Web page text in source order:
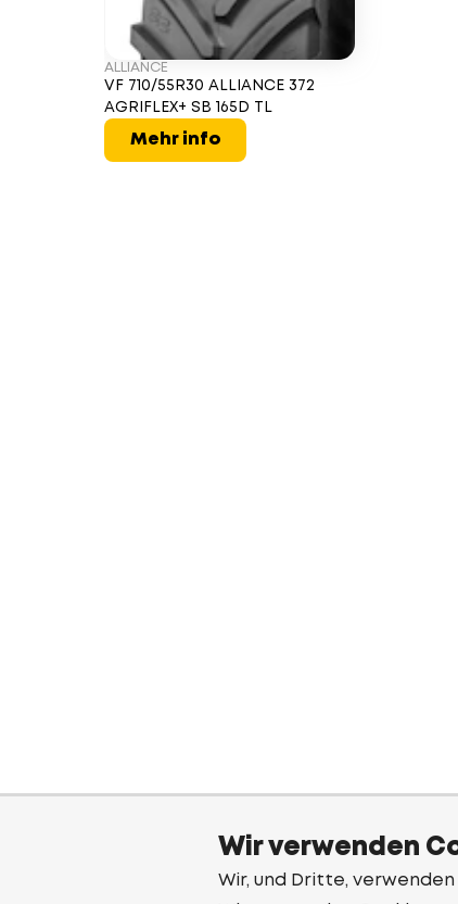
ALLIANCE
VF 710/55R30 ALLIANCE 372
AGRIFLEX+ SB 165D TL
Mehr info
Wir verwenden
Wir, und Dritte,